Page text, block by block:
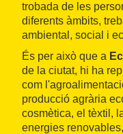
trobada de les
diferents àmbits,
ambiental, social i
És per això que a
de la ciutat, hi ha
com
producció agrària
cosmètica, el tèxtil,
energies